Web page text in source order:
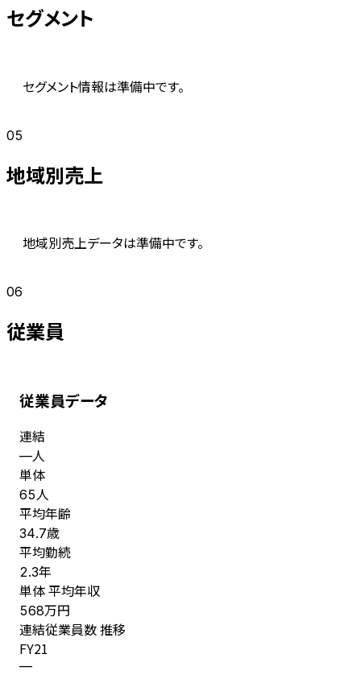
セグメント
セグメント情報は準備中です。
05
地域別売上
地域別売上データは準備中です。
06
従業員
従業員データ
連結
—人
単体
65 人
平均年齢
34.7歳
平均勤続
2.3年
単体 平均年収
568万円
連結従業員数 推移
FY21
—